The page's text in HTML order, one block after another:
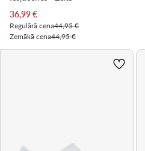
Pašreizējā cena
36,99€
Regulārā cena44,95 €
Zemākā cena44,95 €